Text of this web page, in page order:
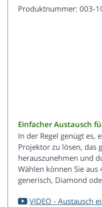
Produktnummer: 003-
Einfacher Austausch
In der Regel genügt es,
Projektor zu lösen, das
herauszunehmen und
Wählen können Sie
generisch, Diamond
VIDEO - Austausch